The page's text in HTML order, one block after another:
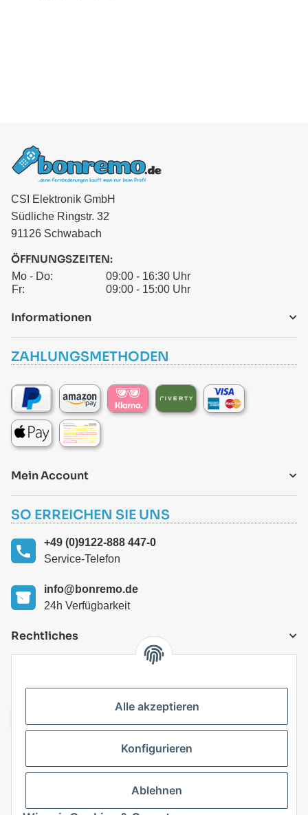
CSI Elektronik GmbH
Südliche Ringstr. 32
91126 Schwabach
ÖFFNUNGSZEITEN:
Mo - Do:
09:00 - 16:30 Uhr
Fr:
09:00 - 15:00 Uhr
Informationen
ZAHLUNGSMETHODEN
Mein Account
SO ERREICHEN SIE UNS
+49 (0)9122-888 447-0
Service-Telefon
info@bonremo.de
24h Verfügbarkeit
Rechtliches
Vertrag widerrufen
Alle akzeptieren
Konfigurieren
Ablehnen